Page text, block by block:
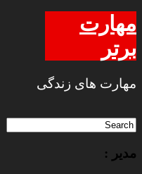
مهارت
برتر
مهارت های زندگی
مدیر :